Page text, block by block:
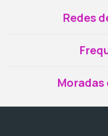
Redes
Moradas